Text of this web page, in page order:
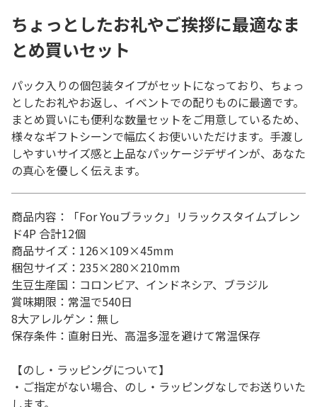
ちょっとしたお礼やご挨拶に最適なま
とめ買いセット
パック入りの個包装タイプがセットになっており、ちょっ
としたお礼やお返し、イベントでの配りものに最適です。
まとめ買いにも便利な数量セットをご用意しているため、
様々なギフトシーンで幅広くお使いいただけます。手渡し
しやすいサイズ感と上品なパッケージデザインが、あなた
の真心を優しく伝えます。
商品内容：「For Youブラック」リラックスタイムブレン
ド4P 合計12個
商品サイズ：126×109×45mm
梱包サイズ：235×280×210mm
生豆生産国：コロンビア、インドネシア、ブラジル
賞味期限：常温で540日
8大アレルゲン：無し
保存条件：直射日光、高温多湿を避けて常温保存
【のし・ラッピングについて】
・ご指定がない場合、のし・ラッピングなしでお送りいた
します。